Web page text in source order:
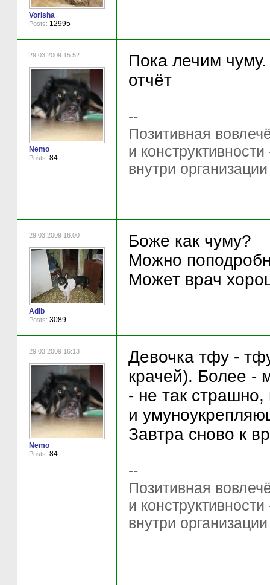
Vorisha
Posts: 12995
29.03.2009 15:52
Nemo
Posts: 84
Пока лечим
отчёт
--
Позитивная
и
внутри организации
29.03.2009 16:00
Adib
Posts: 3089
Боже как чуму?
Можно
Может врач
29.03.2009 16:13
Nemo
Posts: 84
Девочка тфу -
крачей). Более -
- не так
и
Завтра сново к
--
Позитивная
и
внутри организации